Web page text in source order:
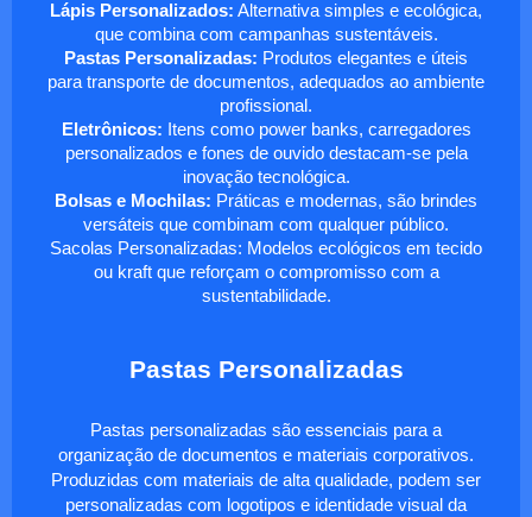
Lápis Personalizados: Alternativa simples e ecológica,
que combina com campanhas sustentáveis.
Pastas Personalizadas: Produtos elegantes e úteis
para transporte de documentos, adequados ao ambiente
profissional.
Eletrônicos: Itens como power banks, carregadores
personalizados e fones de ouvido destacam-se pela
inovação tecnológica.
Bolsas e Mochilas: Práticas e modernas, são brindes
versáteis que combinam com qualquer público.
Sacolas Personalizadas: Modelos ecológicos em tecido
ou kraft que reforçam o compromisso com a
sustentabilidade.
Pastas Personalizadas
Pastas personalizadas são essenciais para a
organização de documentos e materiais corporativos.
Produzidas com materiais de alta qualidade, podem ser
personalizadas com logotipos e identidade visual da